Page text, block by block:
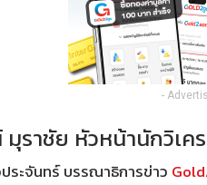
-
าชัย หัวหน้านักวิเคร
ระจันทร์ บรรณาธิการข่าว